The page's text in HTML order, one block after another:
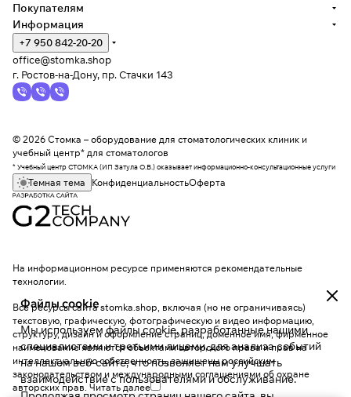
Файлы cookie
Мы используем файлы cookie, разработанные нашими
специалистами и третьими лицами, для анализа событий
на нашем веб-сайте, что позволяет нам улучшать
взаимодействие с пользователями и обслуживание.
Покупателям
Информация
+7 950 842-20-20
office@stomka.shop
г. Ростов-на-Дону, пр. Стачки 143
© 2026 Стомка – оборудование для стоматологических клиник и
учебный центр* для стоматологов
* Учебный центр СТОМКА (ИП Затула О.В.) оказывает информационно-консультационные услуги
Темная тема КонфиденциальностьОферта
На информационном ресурсе применяются рекомендательные
технологии.
Все ресурсы сайта stomka.shop, включая (но не ограничиваясь)
текстовую, графическую, фотографическую и видео информацию,
структуру, дизайн и оформление страниц, доменное имя, фирменное
наименование являются объектами авторского права и прав на
интеллектуальную собственность, защищены российским
законодательством и международными соглашениями об охране
авторских прав. Читать далее